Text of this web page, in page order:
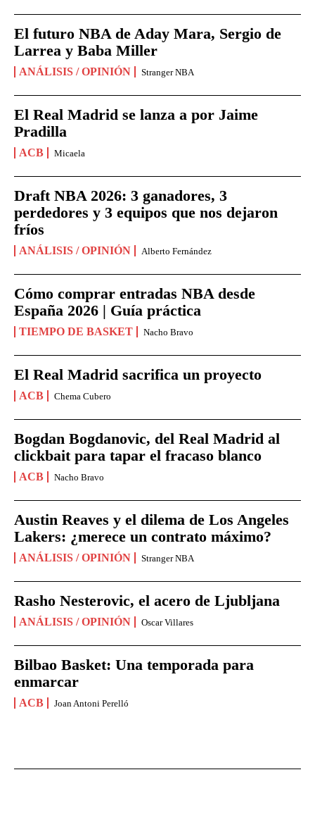
El futuro NBA de Aday Mara, Sergio de
Larrea y Baba Miller
ANÁLISIS / OPINIÓN Stranger NBA
El Real Madrid se lanza a por Jaime
Pradilla
ACB Micaela
Draft NBA 2026: 3 ganadores, 3
perdedores y 3 equipos que nos dejaron
fríos
ANÁLISIS / OPINIÓN Alberto Fernández
Cómo comprar entradas NBA desde
España 2026 | Guía práctica
TIEMPO DE BASKET Nacho Bravo
El Real Madrid sacrifica un proyecto
ACB Chema Cubero
Bogdan Bogdanovic, del Real Madrid al
clickbait para tapar el fracaso blanco
ACB Nacho Bravo
Austin Reaves y el dilema de Los Angeles
Lakers: ¿merece un contrato máximo?
ANÁLISIS / OPINIÓN Stranger NBA
Rasho Nesterovic, el acero de Ljubljana
ANÁLISIS / OPINIÓN Oscar Villares
Bilbao Basket: Una temporada para
enmarcar
ACB Joan Antoni Perelló